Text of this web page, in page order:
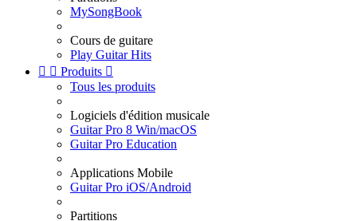
MySongBook
Cours de guitare
Play Guitar Hits
  Produits 
Tous les produits
Logiciels d'édition musicale
Guitar Pro 8 Win/macOS
Guitar Pro Education
Applications Mobile
Guitar Pro iOS/Android
Partitions